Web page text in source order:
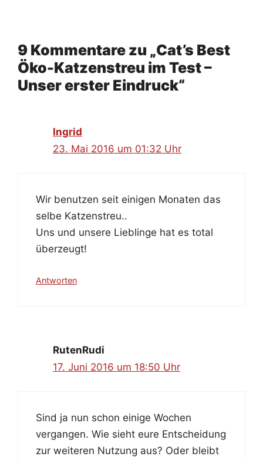
9 Kommentare zu „Cat’s Best
Öko-Katzenstreu im Test –
Unser erster Eindruck“
Ingrid
23. Mai 2016 um 01:32 Uhr
Wir benutzen seit einigen Monaten das
selbe Katzenstreu..
Uns und unsere Lieblinge hat es total
überzeugt!
Antworten
RutenRudi
17. Juni 2016 um 18:50 Uhr
Sind ja nun schon einige Wochen
vergangen. Wie sieht eure Entscheidung
zur weiteren Nutzung aus? Oder bleibt